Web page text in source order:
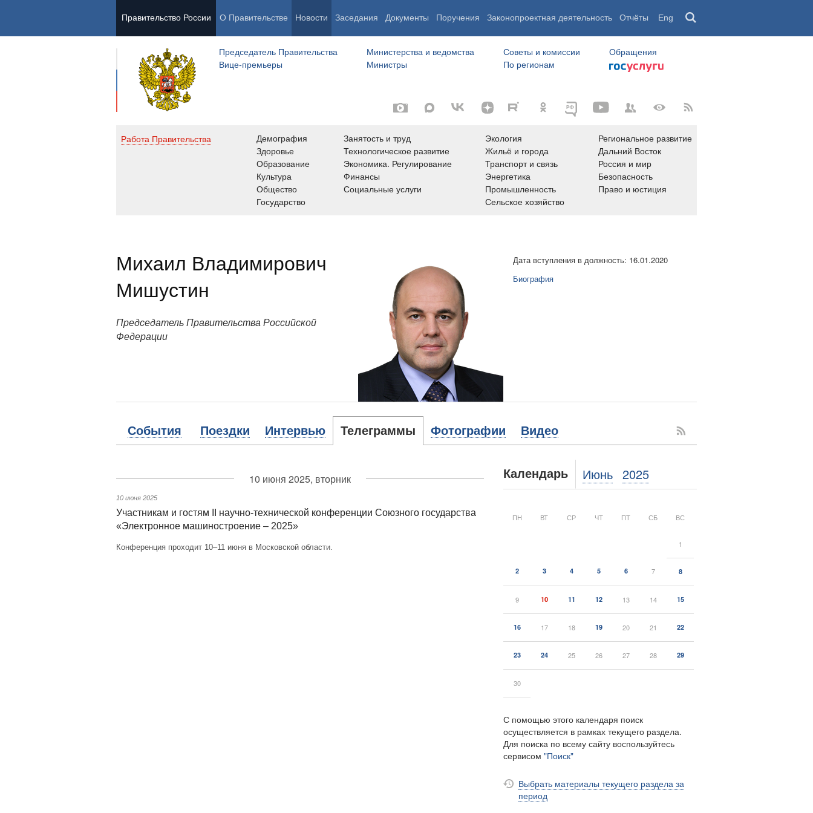
Правительство России О Правительстве Новости Заседания Документы Поручения Законопроектная деятельность Отчёты Eng
Председатель Правительства
Вице-премьеры
Министерства и ведомства
Министры
Советы и комиссии
По регионам
Обращения
Работа Правительства
Демография
Здоровье
Образование
Культура
Общество
Государство
Занятость и труд
Технологическое развитие
Экономика. Регулирование
Финансы
Социальные услуги
Экология
Жильё и города
Транспорт и связь
Энергетика
Промышленность
Сельское хозяйство
Региональное развитие
Дальний Восток
Россия и мир
Безопасность
Право и юстиция
Михаил Владимирович
Мишустин
Председатель Правительства Российской
Федерации
Дата вступления в должность: 16.01.2020
Биография
События Поездки Интервью Телеграммы Фотографии Видео
10 июня 2025, вторник
10 июня 2025
Участникам и гостям II научно-технической конференции Союзного государства
«Электронное машиностроение – 2025»
Конференция проходит 10–11 июня в Московской области.
Календарь Июнь 2025
ПН ВТ СР ЧТ ПТ СБ ВС
1
2 3 4 5 6 7 8
9 10 11 12 13 14 15
16 17 18 19 20 21 22
23 24 25 26 27 28 29
30
С помощью этого календаря поиск
осуществляется в рамках текущего раздела.
Для поиска по всему сайту воспользуйтесь
сервисом "Поиск"
Выбрать материалы текущего раздела за
период